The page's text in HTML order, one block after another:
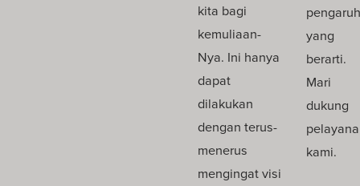
kita bagi
kemuliaan-
Nya. Ini hanya
dapat
dilakukan
dengan terus-
menerus
mengingat visi
pengaruh
yang
berarti.
Mari
dukung
kami.